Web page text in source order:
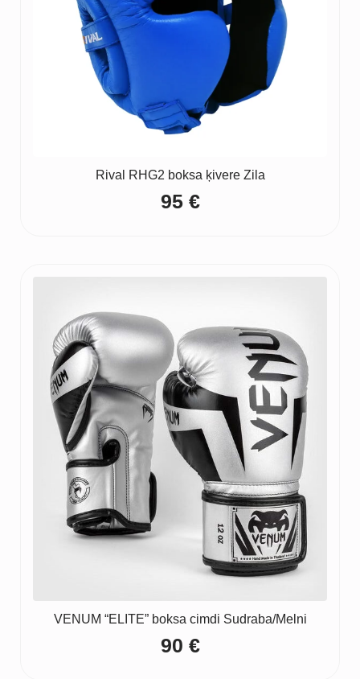
Rival RHG2 boksa ķivere Zila
95 €
VENUM “ELITE” boksa cimdi Sudraba/Melni
90 €